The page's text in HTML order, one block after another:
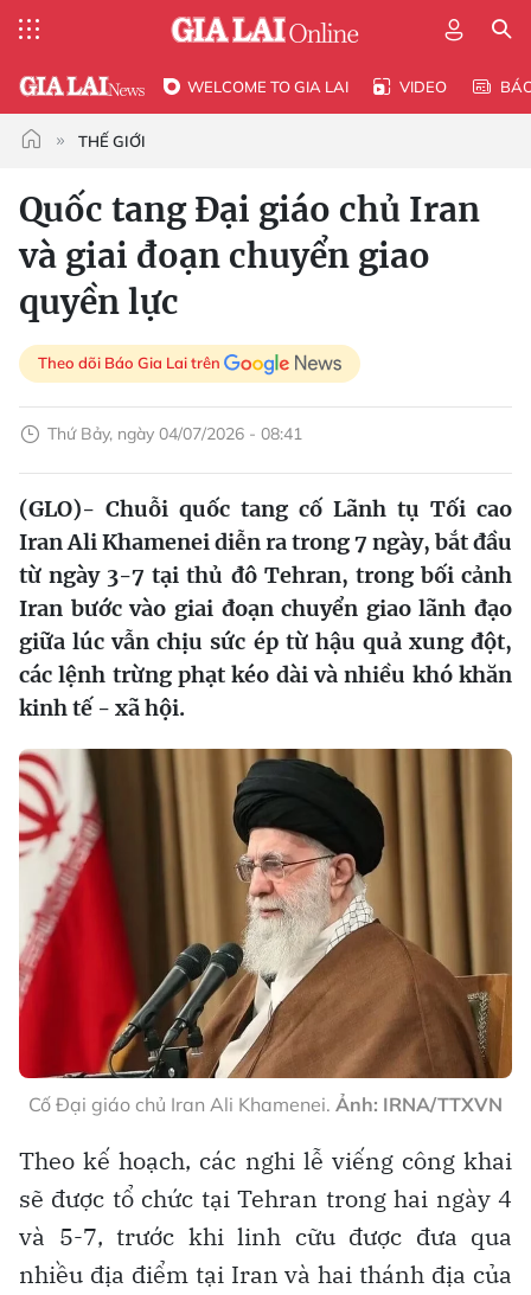
WELCOME TO GIA LAI VIDEO
THẾ GIỚI
Quốc tang Đại giáo chủ Iran
và giai đoạn chuyển giao
quyền lực
Theo dõi Báo Gia Lai trên
Thứ Bảy, ngày 04/07/2026 - 08:41
(GLO)- Chuỗi quốc tang cố Lãnh tụ Tối cao
Iran Ali Khamenei diễn ra trong 7 ngày, bắt đầu
từ ngày 3-7 tại thủ đô Tehran, trong bối cảnh
Iran bước vào giai đoạn chuyển giao lãnh đạo
giữa lúc vẫn chịu sức ép từ hậu quả xung đột,
các lệnh trừng phạt kéo dài và nhiều khó khăn
kinh tế - xã hội.
Cố Đại giáo chủ Iran Ali Khamenei. Ảnh: IRNA/TTXVN
Theo kế hoạch, các nghi lễ viếng công khai
sẽ được tổ chức tại Tehran trong hai ngày 4
và 5-7, trước khi linh cữu được đưa qua
nhiều địa điểm tại Iran và hai thánh địa của